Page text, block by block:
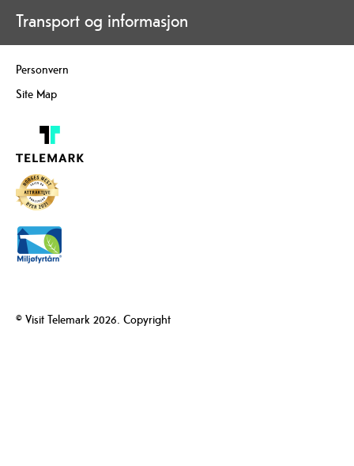
Transport og informasjon
Personvern
Site Map
© Visit Telemark 2026. Copyright